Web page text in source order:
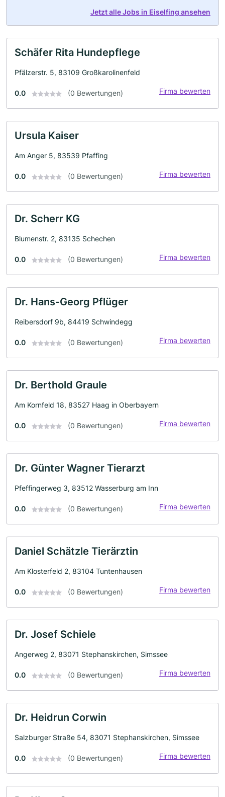
Jetzt alle Jobs in Eiselfing ansehen
Schäfer Rita Hundepflege
Pfälzerstr. 5, 83109 Großkarolinenfeld
0.0 (0 Bewertungen) Firma bewerten
Ursula Kaiser
Am Anger 5, 83539 Pfaffing
0.0 (0 Bewertungen) Firma bewerten
Dr. Scherr KG
Blumenstr. 2, 83135 Schechen
0.0 (0 Bewertungen) Firma bewerten
Dr. Hans-Georg Pflüger
Reibersdorf 9b, 84419 Schwindegg
0.0 (0 Bewertungen) Firma bewerten
Dr. Berthold Graule
Am Kornfeld 18, 83527 Haag in Oberbayern
0.0 (0 Bewertungen) Firma bewerten
Dr. Günter Wagner Tierarzt
Pfeffingerweg 3, 83512 Wasserburg am Inn
0.0 (0 Bewertungen) Firma bewerten
Daniel Schätzle Tierärztin
Am Klosterfeld 2, 83104 Tuntenhausen
0.0 (0 Bewertungen) Firma bewerten
Dr. Josef Schiele
Angerweg 2, 83071 Stephanskirchen, Simssee
0.0 (0 Bewertungen) Firma bewerten
Dr. Heidrun Corwin
Salzburger Straße 54, 83071 Stephanskirchen, Simssee
0.0 (0 Bewertungen) Firma bewerten